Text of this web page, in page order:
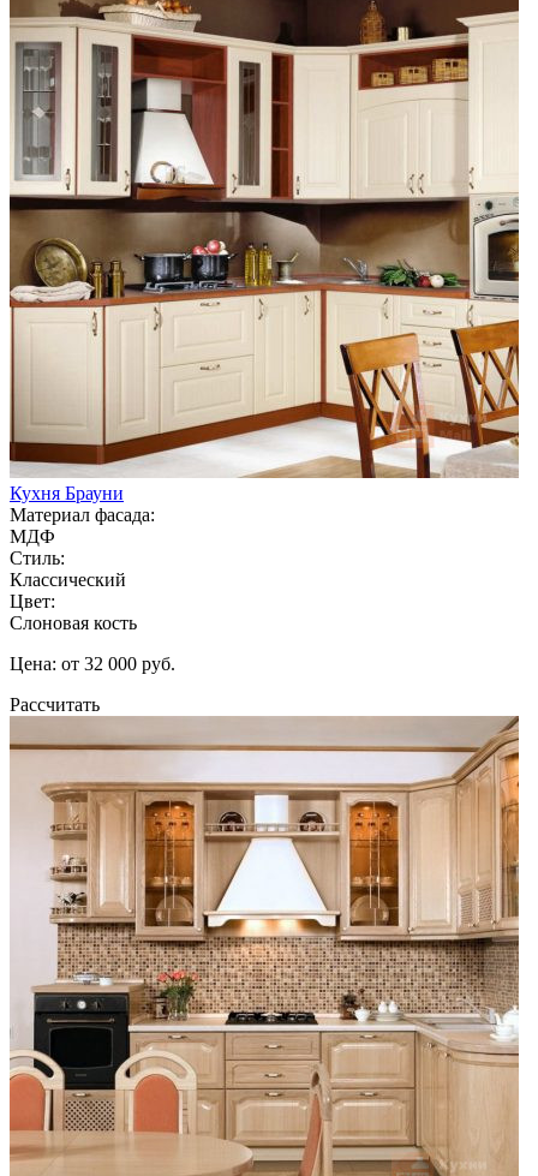
Кухня Брауни
Материал фасада:
МДФ
Стиль:
Классический
Цвет:
Слоновая кость
Цена: от 32 000 руб.
Рассчитать